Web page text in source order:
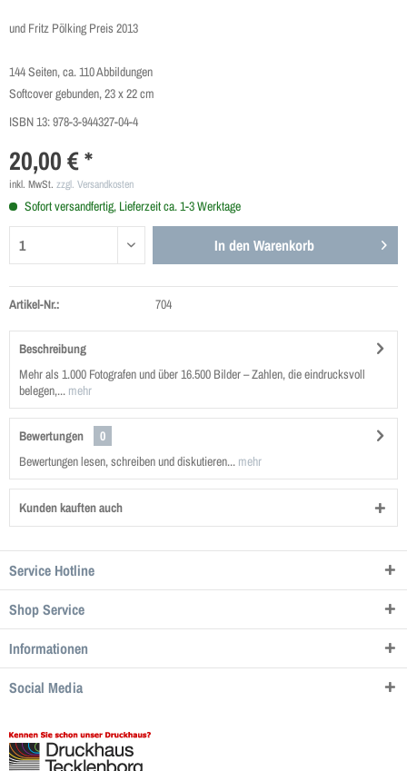
und Fritz Pölking Preis 2013
144 Seiten, ca. 110 Abbildungen
Softcover gebunden, 23 x 22 cm
ISBN 13:978-3-944327-04-4
20,00 € *
inkl. MwSt. zzgl. Versandkosten
Sofort versandfertig, Lieferzeit ca. 1-3 Werktage
In den Warenkorb
Artikel-Nr.: 704
Beschreibung
Mehr als 1.000 Fotografen und über 16.500 Bilder – Zahlen, die eindrucksvoll
belegen,... mehr
Bewertungen
0
Bewertungen lesen, schreiben und diskutieren... mehr
Kunden kauften auch
Service Hotline
Shop Service
Informationen
Social Media